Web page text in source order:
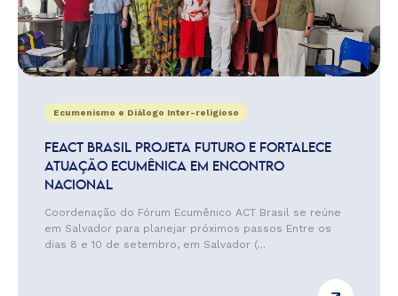
Ecumenismo e Diálogo Inter-religioso
FEACT BRASIL PROJETA FUTURO E FORTALECE
ATUAÇÃO ECUMÊNICA EM ENCONTRO
NACIONAL
Coordenação do Fórum Ecumênico ACT Brasil se reúne
em Salvador para planejar próximos passos Entre os
dias 8 e 10 de setembro, em Salvador (...